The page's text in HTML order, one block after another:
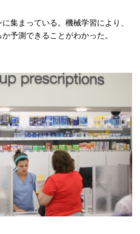
集まっている。機械学習により、
予測できることがわかった。